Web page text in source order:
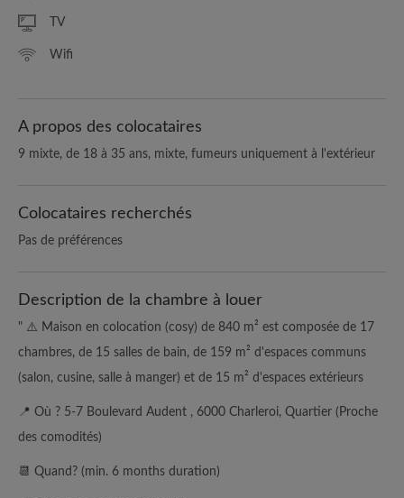
TV
Wifi
A propos des colocataires
9 mixte, de 18 à 35 ans, mixte, fumeurs uniquement à l'extérieur
Colocataires recherchés
Pas de préférences
Description de la chambre à louer
" ⚠️ Maison en colocation (cosy) de 840 m² est composée de 17
chambres, de 15 salles de bain, de 159 m² d'espaces communs
(salon, cusine, salle à manger) et de 15 m² d'espaces extérieurs
📍 Où ? 5-7 Boulevard Audent , 6000 Charleroi, Quartier (Proche
des comodités)
📆 Quand? (min. 6 months duration)